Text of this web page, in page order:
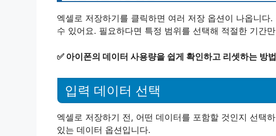
엑셀로 저장하기를 클릭하면 여러 저장 옵션이 나옵니
수 있어요. 필요하다면 특정 범위를 선택해 적절한 기간
✅ 아이폰의 데이터 사용량을 쉽게 확인하고 리셋하는 방
입력 데이터 선택
엑셀로 저장하기 전, 어떤 데이터를 포함할 것인지 선택
있는 데이터 옵션입니다.